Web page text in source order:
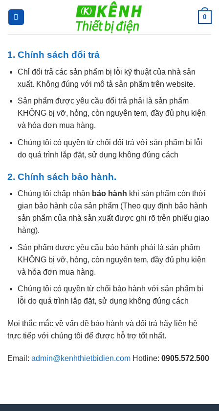
0
1. Chính sách đổi trả
Chỉ đổi trả các sản phẩm bị lỗi kỹ thuật của nhà sản
xuất. Không đúng với mô tả sản phẩm trên website.
Sản phẩm được yêu cầu đổi trả phải là sản phẩm
KHÔNG bị vỡ, hỏng, còn nguyên tem, đầy đủ phụ kiện
và hóa đơn mua hàng.
Chúng tôi có quyền từ chối đổi trả với sản phẩm bị lỗi
do quá trình lắp đặt, sử dụng không đúng cách
2. Chính sách bảo hành.
Chúng tôi chấp nhận bảo hành khi sản phẩm còn thời
gian bảo hành của sản phẩm (Theo quy định bảo hành
sản phẩm của nhà sản xuất được ghi rõ trên phiếu giao
hàng).
Sản phẩm được yêu cầu bảo hành phải là sản phẩm
KHÔNG bị vỡ, hỏng, còn nguyên tem, đầy đủ phụ kiện
và hóa đơn mua hàng.
Chúng tôi có quyền từ chối bảo hành với sản phẩm bị
lỗi do quá trình lắp đặt, sử dụng không đúng cách
Mọi thắc mắc về vấn đề bảo hành và đổi trả hãy liên hệ
trực tiếp với chúng tôi để được hỗ trợ tốt nhất.
Email: admin@kenhthietbidien.com Hotline: 0905.572.500